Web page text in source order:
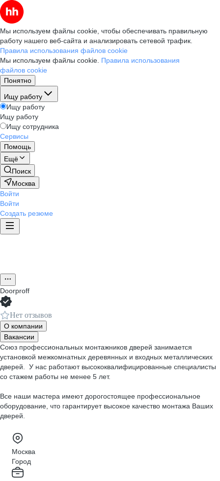
Мы используем файлы cookie, чтобы обеспечивать правильную
работу нашего веб-сайта и анализировать сетевой трафик.
Правила использования файлов cookie
Мы используем файлы cookie. Правила использования
файлов cookie
Понятно
Ищу работу
Ищу работу
Ищу работу
Ищу сотрудника
Сервисы
Помощь
Ещё
Поиск
Москва
Войти
Войти
Создать резюме
Doorproff
Нет отзывов
О компании
Вакансии
Союз профессиональных монтажников дверей занимается
установкой межкомнатных деревянных и входных металлических
дверей. У нас работают высококвалифицированные специалисты
со стажем работы не менее 5 лет.
Все наши мастера имеют дорогостоящее профессиональное
оборудование, что гарантирует высокое качество монтажа Ваших
дверей.
Москва
Город